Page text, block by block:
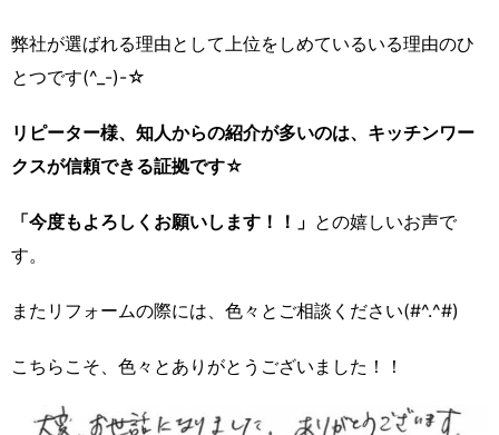
弊社が選ばれる理由として上位をしめているいる理由のひ
とつです(^_-)-☆
リピーター様、知人からの紹介が多いのは、キッチンワー
クスが信頼できる証拠です☆
「今度もよろしくお願いします！！」 との嬉しいお声で
す。
またリフォームの際には、色々とご相談ください(#^.^#)
こちらこそ、色々とありがとうございました！！